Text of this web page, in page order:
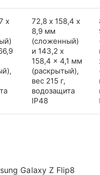
х
72,8 х 158,4 х
8,9 мм
(сложенный)
и 143,2 x
158,4 x 4,1 мм
(раскрытый),
вес 215 г,
водозащита
IP48
Galaxy Z Flip8